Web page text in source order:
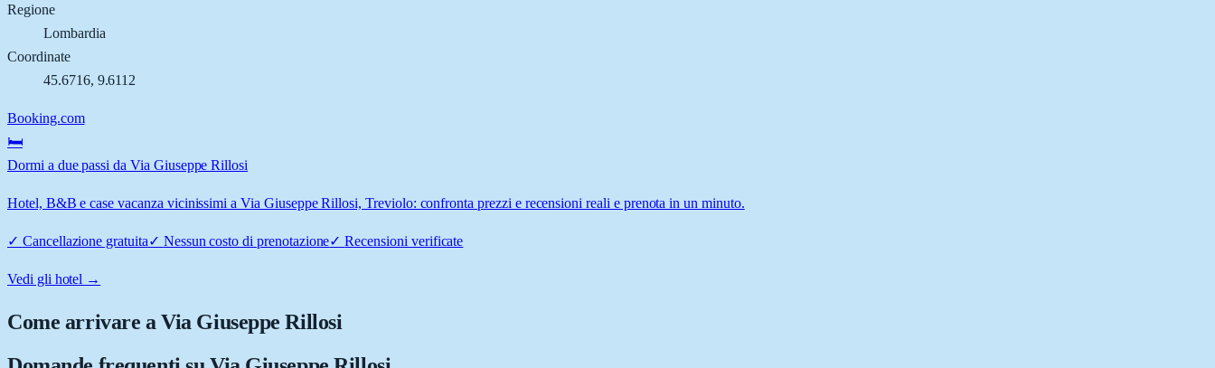
Regione
Lombardia
Coordinate
45.6716, 9.6112
Booking.com
🛏️
Dormi a due passi da Via Giuseppe Rillosi
Hotel, B&B e case vacanza vicinissimi a Via Giuseppe Rillosi, Treviolo: confronta prezzi e recensioni reali e prenota in un minuto.
✓ Cancellazione gratuita✓ Nessun costo di prenotazione✓Recensioni verificate
Vedi gli hotel →
Come arrivare aVia Giuseppe Rillosi